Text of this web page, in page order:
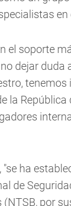
en
el soporte
dejar duda
la
"se ha
de
por